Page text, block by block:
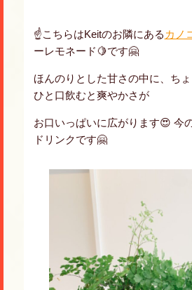
☝️こちらはKeitのお隣にある カノ
ーレモネード🍋です🤗
ほんのりとした甘さの中に、ち
ひと口飲むと爽やかさが
お口いっぱいに広がります😍 今
ドリンクです🤗